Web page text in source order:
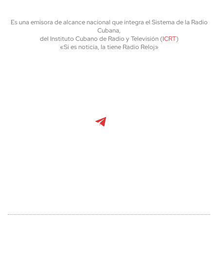
Es una emisora de alcance nacional que integra el Sistema de la Radio
Cubana,
del Instituto Cubano de Radio y Televisión (ICRT)
«Si es noticia, la tiene Radio Reloj»